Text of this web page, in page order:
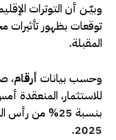
وبيّـن أن التوترات
توقعات بظهور تأثيرات
المقبلة.
وحسب بيانات أرقام،
للاستثمار، المنعقدة
2025.